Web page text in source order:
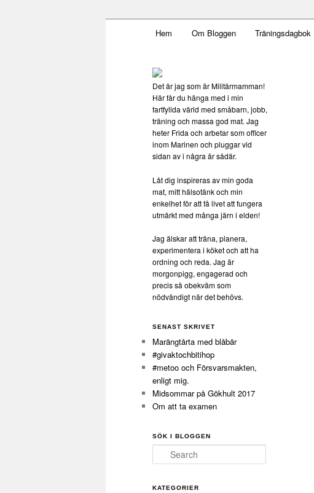
Militärmamman
Skip to primary content
Hem Om Bloggen Träningsdagbok
Det är jag som är Militärmamman!
Här får du hänga med i min
fartfyllda värld med småbarn, jobb,
träning och massa god mat. Jag
heter Frida och arbetar som officer
inom Marinen och pluggar vid
sidan av i några år sådär.
Låt dig inspireras av min goda
mat, mitt hälsotänk och min
enkelhet för att få livet att fungera
utmärkt med många järn i elden!
Jag älskar att träna, planera,
experimentera i köket och att ha
ordning och reda. Jag är
morgonpigg, engagerad och
precis så obekväm som
nödvändigt när det behövs.
SENAST SKRIVET
Marängtårta med blåbär
#givaktochbitihop
#metoo och Försvarsmakten,
enligt mig.
Midsommar på Gökhult 2017
Om att ta examen
SÖK I BLOGGEN
Search
KATEGORIER